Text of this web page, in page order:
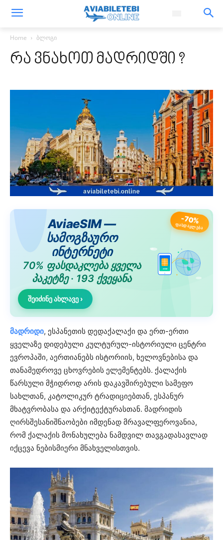
Home ბლოგი
რა ვნახოთ მადრიდში ?
-70%
ᲤᲐᲡᲓᲐᲙᲚᲔᲑᲐ
AviaeSIM —
სამოგზაურო
ინტერნეტი
70% ფასდაკლება ყველა
პაკეტზე · 193 ქვეყანა
შეიძინე ახლავე ›
eSIM
მადრიდი, ესპანეთის დედაქალაქი და ერთ-ერთი
ყველაზე დიდებული კულტურულ-ისტორიული ცენტრი
ევროპაში, აერთიანებს ისტორიის, ხელოვნებისა და
თანამედროვე ცხოვრების ელემენტებს. ქალაქის
წარსული მჭიდროდ არის დაკავშირებული სამეფო
სახლთან, კატოლიკურ ტრადიციებთან, ესპანურ
მხატვრობასა და არქიტექტურასთან. მადრიდის
ღირსშესანიშნაობები იმდენად მრავალფეროვანია,
რომ ქალაქის მონახულება ნამდვილ თავგადასავლად
იქცევა ნებისმიერი მნახველისთვის.